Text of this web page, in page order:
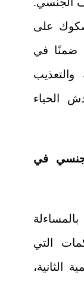
على
ضمنًا في
الحياء
في
التي
الثانية،